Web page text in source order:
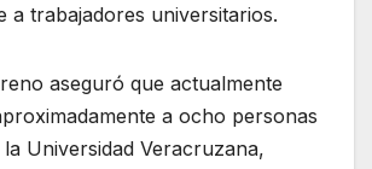
a trabajadores universitarios.
aseguró que actualmente
a ocho personas
Universidad Veracruzana,